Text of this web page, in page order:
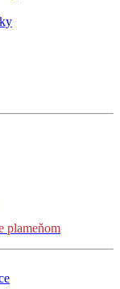
plameňom